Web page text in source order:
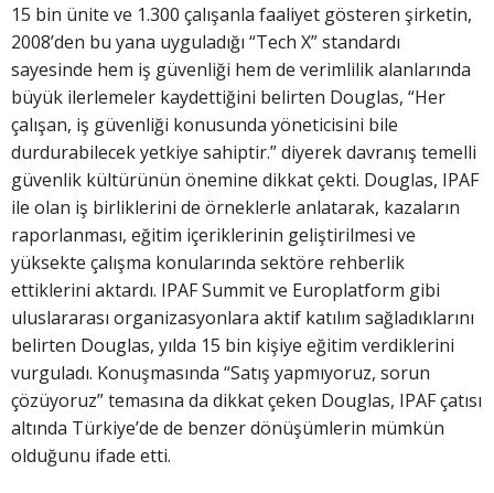
15 bin ünite ve 1.300 çalışanla faaliyet gösteren şirketin,
2008’den bu yana uyguladığı “Tech X” standardı
sayesinde hem iş güvenliği hem de verimlilik alanlarında
büyük ilerlemeler kaydettiğini belirten Douglas, “Her
çalışan, iş güvenliği konusunda yöneticisini bile
durdurabilecek yetkiye sahiptir.” diyerek davranış temelli
güvenlik kültürünün önemine dikkat çekti. Douglas, IPAF
ile olan iş birliklerini de örneklerle anlatarak, kazaların
raporlanması, eğitim içeriklerinin geliştirilmesi ve
yüksekte çalışma konularında sektöre rehberlik
ettiklerini aktardı. IPAF Summit ve Europlatform gibi
uluslararası organizasyonlara aktif katılım sağladıklarını
belirten Douglas, yılda 15 bin kişiye eğitim verdiklerini
vurguladı. Konuşmasında “Satış yapmıyoruz, sorun
çözüyoruz” temasına da dikkat çeken Douglas, IPAF çatısı
altında Türkiye’de de benzer dönüşümlerin mümkün
olduğunu ifade etti.